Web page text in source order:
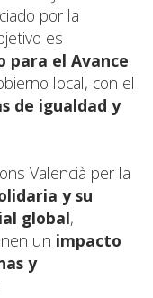
por la
es
para el Avance
local, con el
de igualdad y
Valencià per la
y su
global,
un impacto
y